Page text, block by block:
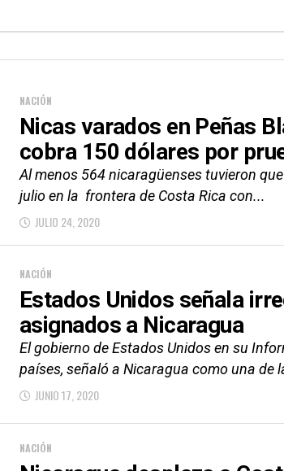
NACIÓN
Nicas varados en Peñas
cobra 150 dólares por
Al menos 564 nicaragüenses tuvieron
julio en la frontera de Costa Rica con...
JULIO 24, 2020
NACIÓN
Estados Unidos señala
asignados a Nicaragua
El gobierno de Estados Unidos en su
países, señaló a Nicaragua como una de
JUNIO 17, 2020
NACIÓN